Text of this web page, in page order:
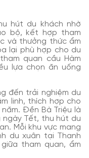
hút du khách nhờ
bộ, kết hợp tham
và thưởng thức ẩm
lại phù hợp cho du
quan cầu Hàm
lựa chọn ăn uống
đến trải nghiệm du
linh, thích hợp cho
Đền Bà Triệu là
ngày Tết, thu hút du
Mỗi khu vực mang
du xuân tại Thanh
tham quan, ẩm